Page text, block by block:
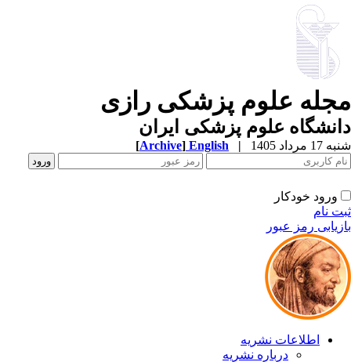
علوم پزشکی رازی
علوم پزشکی ایران
مرداد 1405 |
English
[Archive]
ورود خودکار
نام
رمز عبور
اطلاعات نشریه
درباره نشریه